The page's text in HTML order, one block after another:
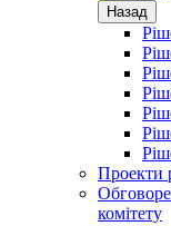
Назад
Проекти
комітету